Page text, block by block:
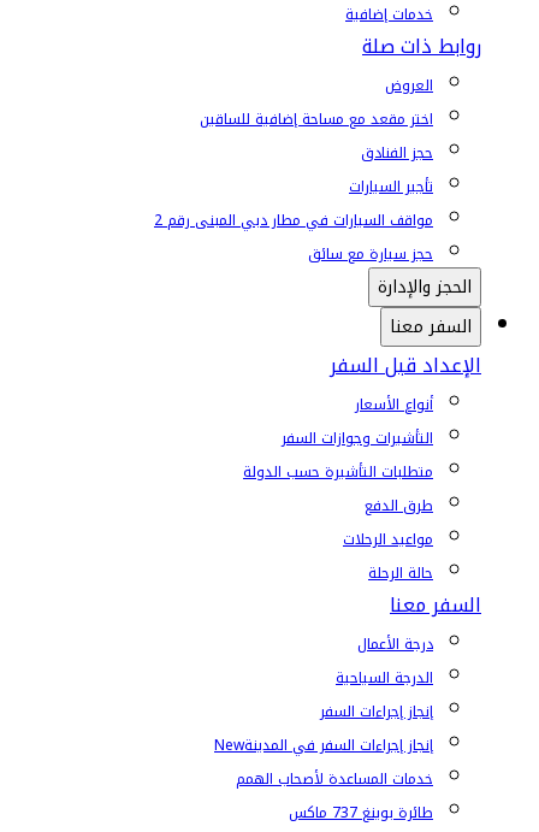
خدمات إضافية
روابط ذات صلة
العروض
اختر مقعد مع مساحة إضافية للساقين
حجز الفنادق
تأجير السيارات
مواقف السيارات في مطار دبي المبنى رقم 2
حجز سيارة مع سائق
الحجز والإدارة
السفر معنا
الإعداد قبل السفر
أنواع الأسعار
التأشيرات وجوازات السفر
متطلبات التأشيرة حسب الدولة
طرق الدفع
مواعيد الرحلات
حالة الرحلة
السفر معنا
درجة الأعمال
الدرجة السياحية
إنجاز إجراءات السفر
إنجاز إجراءات السفر في المدينةNew
خدمات المساعدة لأصحاب الهمم
طائرة بوينغ 737 ماكس